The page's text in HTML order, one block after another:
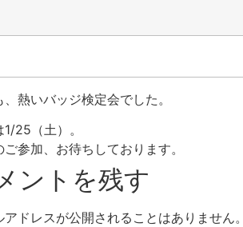
熱いバッジ検定会でした。
25（土）。
ご参加、お待ちしております。
ントを残す
アドレスが公開されることはありません。